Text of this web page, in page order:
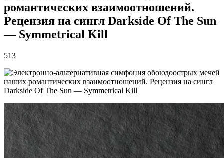
романтических взаимоотношений.
Рецензия на сингл Darkside Of The Sun
— Symmetrical Kill
513